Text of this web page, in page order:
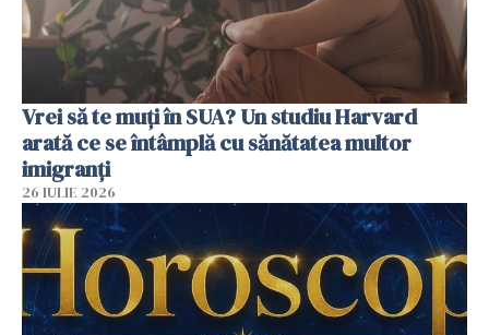
Vrei să te muți în SUA? Un studiu Harvard
arată ce se întâmplă cu sănătatea multor
imigranți
26 IULIE 2026